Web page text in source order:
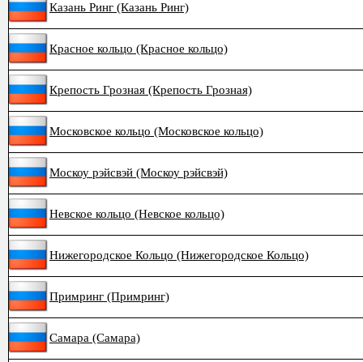
Казань Ринг (Казань Ринг)
Красное кольцо (Красное кольцо)
Крепость Грозная (Крепость Грозная)
Московское кольцо (Московское кольцо)
Москоу рэйсвэй (Москоу рэйсвэй)
Невское кольцо (Невское кольцо)
Нижегородское Кольцо (Нижегородское Кольцо)
Примринг (Примринг)
Самара (Самара)